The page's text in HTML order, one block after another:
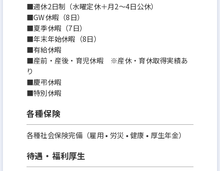
■週休2日制（水曜定休＋月2～4日公休）
■GW休暇（8日）
■夏季休暇（7日）
■年末年始休暇（8日）
■有給休暇
■産前・産後・育児休暇 ※産休・育休取得実績あ
り
■慶弔休暇
■特別休暇
各種保険
各種社会保険完備（雇用 • 労災 • 健康 • 厚生年金）
待遇・福利厚生